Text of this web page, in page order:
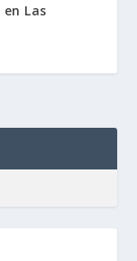
Las